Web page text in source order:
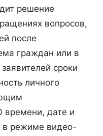
решение
вопросов,
после
граждан или в
сроки
личного
дате и
в режиме видео-